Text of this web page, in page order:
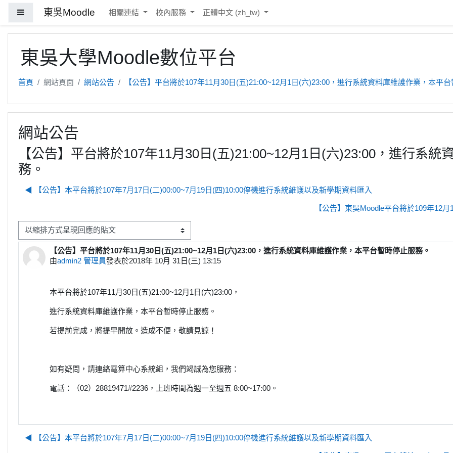
東吳Moodle 相關連結 校內服務 正體中文 ‎(zh_tw)‎
東吳大學Moodle數位平台
首頁 網站頁面 網站公告 【公告】平台將於107年11月30日(五)21:00~12月1日(六)23:00，進行系統資料庫維護作業，本平
網站公告
【公告】平台將於107年11月30日(五)21:00~12月1日(六)23:00，進行系統
務。
◀︎ 【公告】本平台將於107年7月17日(二)00:00~7月19日(四)10:00停機進行系統維護以及新學期資料匯入
【公告】東吳Moodle平台將於109年12
顯示模式
【公告】平台將於107年11月30日(五)21:00~12月1日(六)23:00，進行系統資料庫維護作業，本平台暫時停止服務。
由admin2 管理員發表於2018年 10月 31日(三) 13:15
Number of replies: 0
本平台將於107年11月30日(五)21:00~12月1日(六)23:00，
進行系統資料庫維護作業，本平台暫時停止服務。
若提前完成，將提早開放。造成不便，敬請見諒！
如有疑問，請連絡電算中心系統組，我們竭誠為您服務：
電話：（02）28819471#2236，上班時間為週一至週五 8:00~17:00。
◀︎ 【公告】本平台將於107年7月17日(二)00:00~7月19日(四)10:00停機進行系統維護以及新學期資料匯入